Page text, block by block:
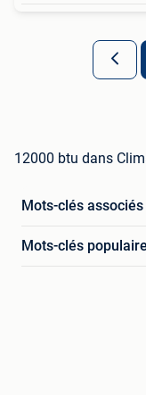
12000 btu dans
Mots-clés associés
Mots-clés